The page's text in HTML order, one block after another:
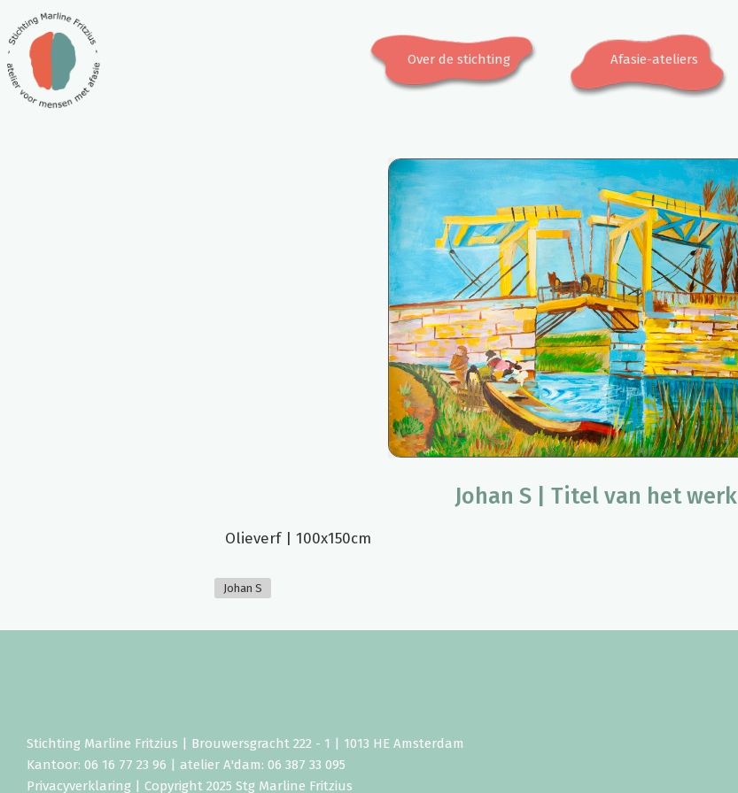
Over de stichting Afasie-ateliers
Johan S | Titel van het werk
Olieverf | 100x150cm
Johan S
Stichting Marline Fritzius | Brouwersgracht 222 - 1 | 1013 HE Amsterdam
Kantoor: 06 16 77 23 96 | atelier A'dam: 06 387 33 095
Privacyverklaring | Copyright 2025 Stg Marline Fritzius